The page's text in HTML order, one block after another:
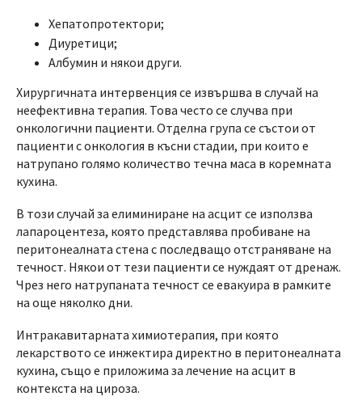
Хепатопротектори;
Диуретици;
Албумин и някои други.
Хирургичната интервенция се извършва в случай на
неефективна терапия. Това често се случва при
онкологични пациенти. Отделна група се състои от
пациенти с онкология в късни стадии, при които е
натрупано голямо количество течна маса в коремната
кухина.
В този случай за елиминиране на асцит се използва
лапароцентеза, която представлява пробиване на
перитонеалната стена с последващо отстраняване на
течност. Някои от тези пациенти се нуждаят от дренаж.
Чрез него натрупаната течност се евакуира в рамките
на още няколко дни.
Интракавитарната химиотерапия, при която
лекарството се инжектира директно в перитонеалната
кухина, също е приложима за лечение на асцит в
контекста на цироза.